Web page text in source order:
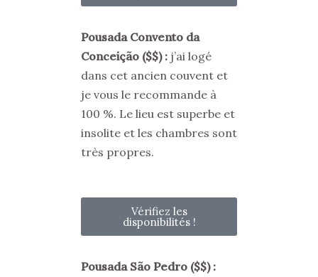
Pousada Convento da
Conceição ($$) : j’ai logé
dans cet ancien couvent et
je vous le recommande à
100 %. Le lieu est superbe et
insolite et les chambres sont
très propres.
Vérifiez les
disponibilités !
Pousada São Pedro ($$) :